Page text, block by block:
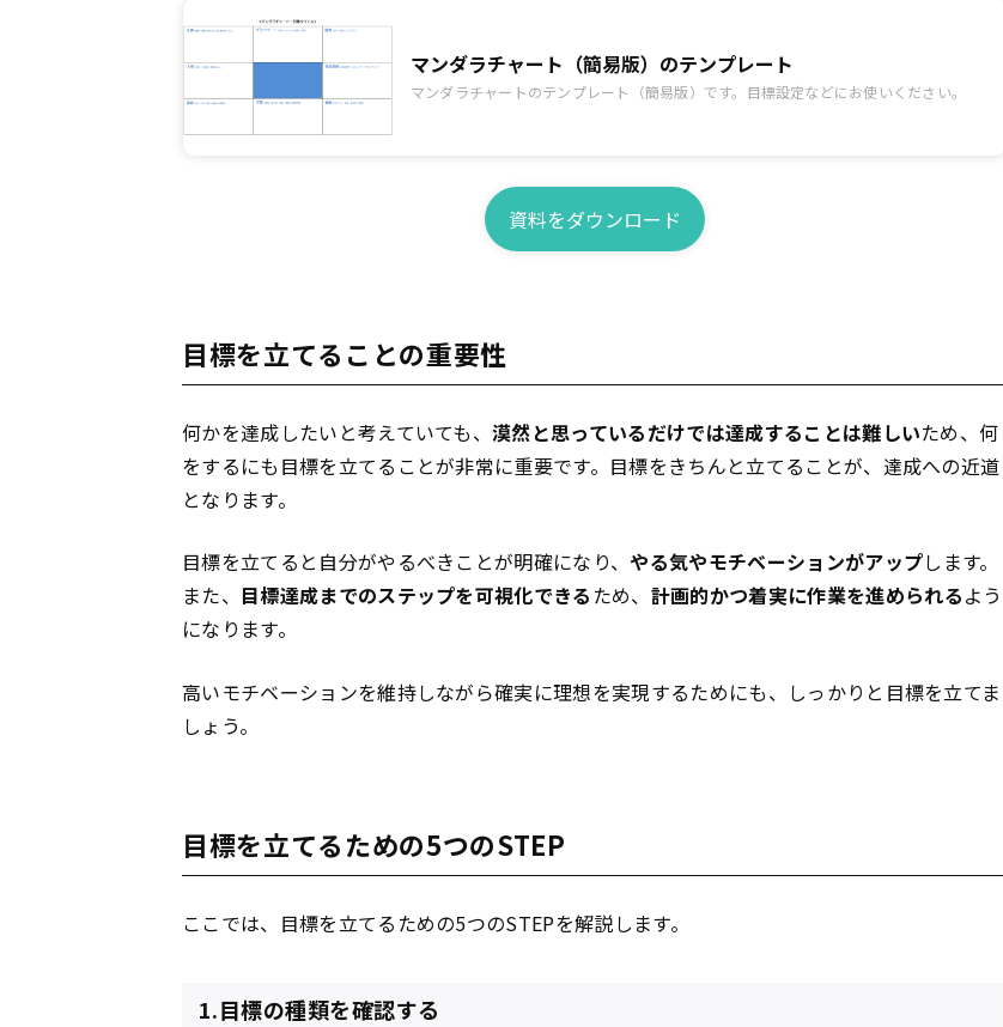
マンダラチャート（簡易版）のテンプレート
マンダラチャートのテンプレート（簡易版）です。目標設定などにお使いください。
資料をダウンロード
目標を立てることの重要性
何かを達成したいと考えていても、漠然と思っているだけでは達成することは難しいため、何
をするにも目標を立てることが非常に重要です。目標をきちんと立てることが、達成への近道
となります。
目標を立てると自分がやるべきことが明確になり、やる気やモチベーションがアップします。
また、 目標達成までのステップを可視化できる ため、 計画的かつ着実に作業を進められるよう
になります。
高いモチベーションを維持しながら確実に理想を実現するためにも、しっかりと目標を立てま
しょう。
目標を立てるための5つのSTEP
ここでは、目標を立てるための5つのSTEPを解説します。
1.目標の種類を確認する